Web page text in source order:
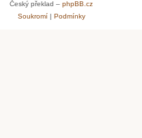
Český překlad – phpBB.cz
Soukromí| Podmínky